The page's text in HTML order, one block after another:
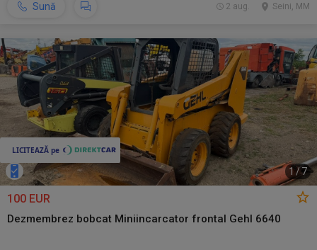
Sună Seini, MM
2 aug.
1/7
100 EUR
Dezmembrez bobcat Miniincarcator frontal Gehl 6640